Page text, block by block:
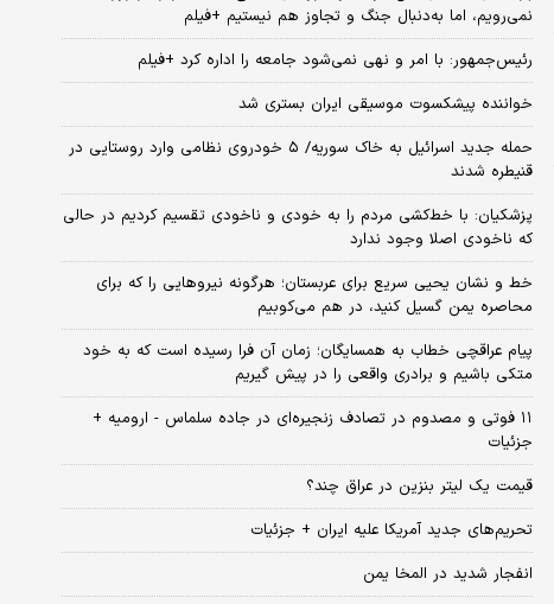
نمی‌رویم، اما به‌دنبال جنگ و تجاوز هم نیستیم +فیلم
رئیس‌جمهور: با امر و نهی نمی‌شود جامعه را اداره کرد +فیلم
خواننده پیشکسوت موسیقی ایران بستری شد
حمله جدید اسرائیل به خاک سوریه/ ۵ خودروی نظامی وارد روستایی در
قنیطره شدند
پزشکیان: با خط‌کشی مردم را به خودی و ناخودی تقسیم کردیم در حالی
که ناخودی اصلا وجود ندارد
خط و نشان یحیی سریع برای عربستان؛ هرگونه نیروهایی را که برای
محاصره یمن گسیل کنید، در هم می‌کوبیم
پیام عراقچی خطاب به همسایگان؛ زمان آن فرا رسیده است که به خود
متکی باشیم و برادری واقعی را در پیش گیریم
۱۱ فوتی و مصدوم در تصادف زنجیره‌ای در جاده سلماس - ارومیه +
جزئیات
قیمت یک لیتر بنزین در عراق چند؟
تحریم‌های جدید آمریکا علیه ایران + جزئیات
انفجار شدید در المخا یمن